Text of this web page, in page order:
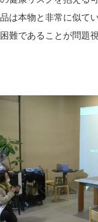
品は本物と非常に似て
困難であることが問題